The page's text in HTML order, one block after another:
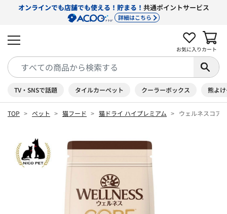
オンラインでも店舗でも使える！貯まる！ 共通ポイントサービス
詳細はこちら
お気に入り カート
TV・SNSで話題 タイルカーペット クーラーボックス 熊よ
TOP ペット 猫フード 猫ドライ ハイプレミアム ウェルネスコア